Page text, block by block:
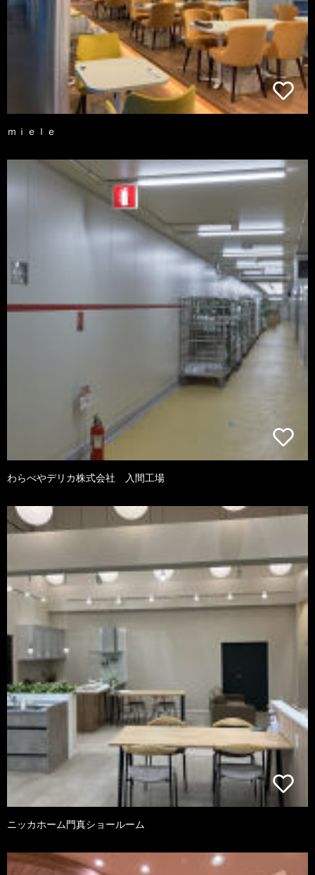
ｍｉｅｌｅ
わらべやデリカ株式会社 入間工場
ニッカホーム門真ショールーム